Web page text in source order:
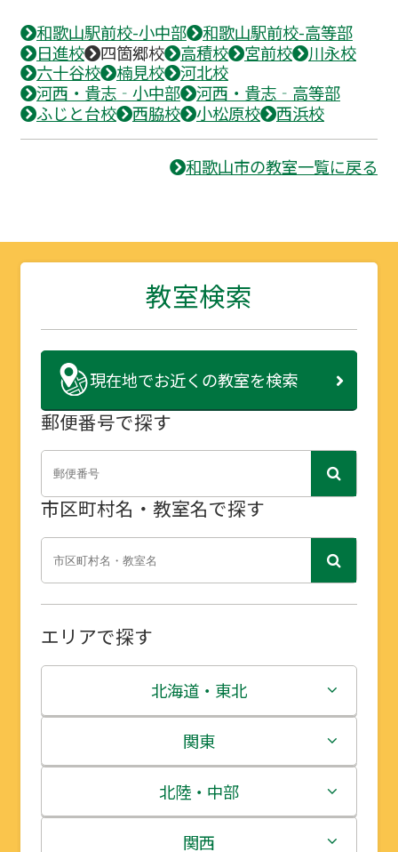
和歌山駅前校-小中部
和歌山駅前校-高等部
日進校
四箇郷校 高積校 宮前校
川永校
六十谷校
楠見校
河北校
河西・貴志‐小中部
河西・貴志‐高等部
ふじと台校
西脇校 小松原校 西浜校
和歌山市の教室一覧に戻る
教室検索
現在地でお近くの教室を検索
郵便番号で探す
市区町村名・教室名で探す
エリアで探す
北海道・東北
北海道
青森県
岩手県
関東
茨城県
栃木県
北陸・中部
新潟県
関西